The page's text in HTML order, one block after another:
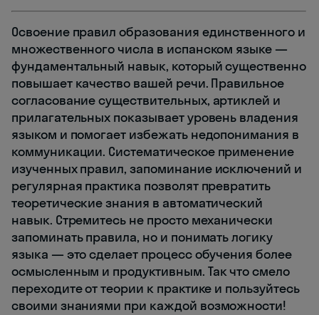
Освоение правил образования единственного и
множественного числа в испанском языке —
фундаментальный навык, который существенно
повышает качество вашей речи. Правильное
согласование существительных, артиклей и
прилагательных показывает уровень владения
языком и помогает избежать недопонимания в
коммуникации. Систематическое применение
изученных правил, запоминание исключений и
регулярная практика позволят превратить
теоретические знания в автоматический
навык. Стремитесь не просто механически
запоминать правила, но и понимать логику
языка — это сделает процесс обучения более
осмысленным и продуктивным. Так что смело
переходите от теории к практике и пользуйтесь
своими знаниями при каждой возможности!